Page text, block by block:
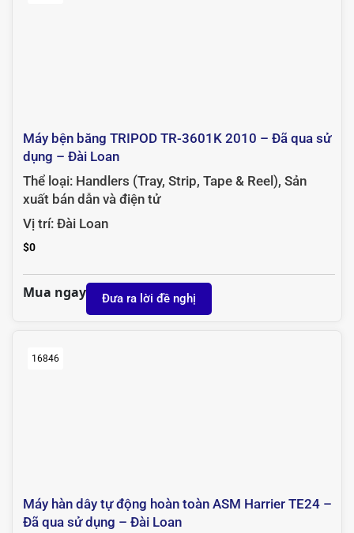
Máy bện băng TRIPOD TR-3601K 2010 – Đã qua sử
dụng – Đài Loan
Thể loại: Handlers (Tray, Strip, Tape & Reel), Sản
xuất bán dẫn và điện tử
Vị trí: Đài Loan
$0
Mua ngay Đưa ra lời đề nghị
16846
Máy hàn dây tự động hoàn toàn ASM Harrier TE24 –
Đã qua sử dụng – Đài Loan